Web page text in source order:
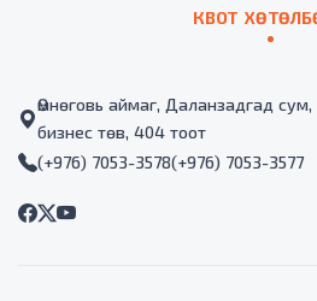
КВОТ
Өмнөговь аймаг, Даланзадгад
бизнес төв, 404 тоот
(+976) 7053-3578(+976) 7053-3577